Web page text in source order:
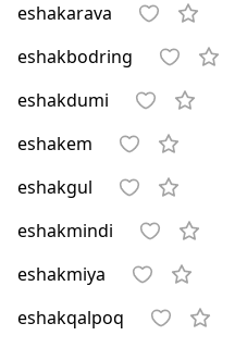
eshakarava
eshakbodring
eshakdumi
eshakem
eshakgul
eshakmindi
eshakmiya
eshakqalpoq